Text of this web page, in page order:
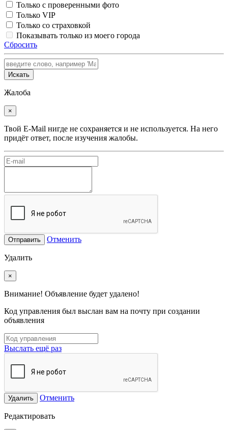
Только с проверенными фото
Только VIP
Только со страховкой
Показывать только из моего города
Сбросить
Искать
Жалоба
×
Твой E-Mail нигде не сохраняется и не используется. На него
придёт ответ, после изучения жалобы.
Отправить Отменить
Удалить
×
Внимание! Объявление будет удалено!
Код управления был выслан вам на почту при создании
объявления
Выслать ещё раз
Удалить Отменить
Редактировать